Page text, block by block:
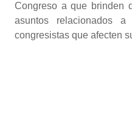
Congreso a que brinden
asuntos relacionados
congresistas que afecten